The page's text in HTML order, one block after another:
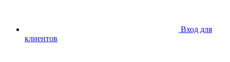
Вход для
клиентов